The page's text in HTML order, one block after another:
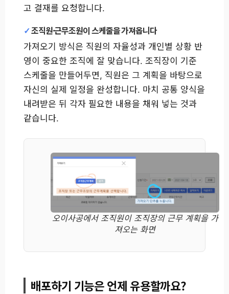
고 결재를 요청합니다.
조직원·근무조원이 스케줄을 가져옵니다
가져오기 방식은 직원의 자율성과 개인별 상황 반
영이 중요한 조직에 잘 맞습니다. 조직장이 기준
스케줄을 만들어두면, 직원은 그 계획을 바탕으로
자신의 실제 일정을 완성합니다. 마치 공통 양식을
내려받은 뒤 각자 필요한 내용을 채워 넣는 것과
같습니다.
오이사공에서 조직원이 조직장의 근무 계획을 가
져오는 화면
배포하기 기능은 언제 유용할까요?